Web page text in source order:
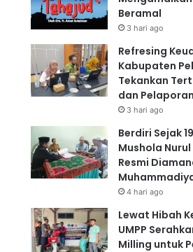
Beramal
3 hari ago
Refresing
Kabupaten
Tekankan
dan Pelaporan
3 hari ago
Berdiri Sejak
Mushola
Resmi
4 hari ago
Lewat Hibah
UMPP
Milling untuk